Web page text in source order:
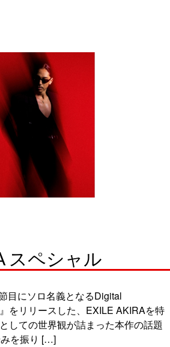
スペシャル
目にソロ名義となるDigital
をリリースした、EXILE AKIRAを特
しての世界観が詰まった本作の話題
を振り […]